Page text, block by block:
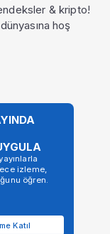
& kripto!
hoş
izleme,
öğren.
Katıl